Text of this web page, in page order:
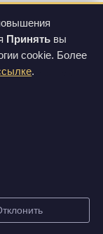
Принять вы
cookie. Более
.
доступны по лицензии
поставляемой